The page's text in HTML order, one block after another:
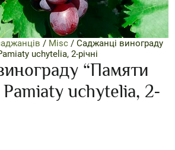
/ Misc / Саджанці винограду
uchytelia, 2-річні
“Памяти
uchytelia, 2-